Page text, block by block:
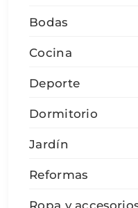
Bodas
Cocina
Deporte
Dormitorio
Jardín
Reformas